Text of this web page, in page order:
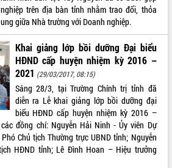
tạo (AI)
2026
Lắk
thứ
khơi
chính
với
trên địa bàn tỉnh nhằm trao đổi, thỏa
giữa Nhà trường với Doanh nghiệp.
Khai giảng lớp bồi dưỡng Đại biểu
HĐND cấp huyện nhiệm kỳ 2016 –
2021 (29/03/2017, 08:15)
Sáng 28/3, tại Trường Chính trị tỉnh đã
diễn ra Lễ khai giảng lớp bồi dưỡng đại
biểu HĐND cấp huyện nhiệm kỳ 2016 –
đồng chí: Nguyễn Hải Ninh - Ủy viên Dự
Chủ tịch Thường trực UBND tỉnh; Nguyễn
HĐND tỉnh; Lê Đình Hoan – Hiệu trưởng